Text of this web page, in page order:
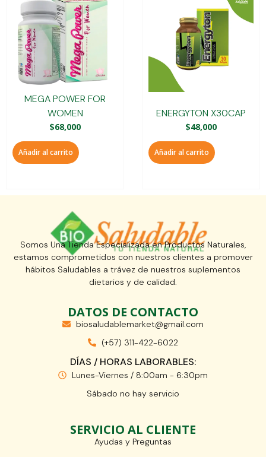
MEGA POWER FOR
WOMEN
$68,000
Añadir al carrito
ENERGYTON X30CAP
$48,000
Añadir al carrito
Somos Una Tienda Especializada en Productos Naturales,
estamos comprometidos con nuestros clientes a promover
hábitos Saludables a trávez de nuestros suplementos
dietarios y de calidad.
DATOS DE CONTACTO
biosaludablemarket@gmail.com
(+57) 311-422-6022
DÍAS / HORAS LABORABLES:
Lunes-Viernes / 8:00am - 6:30pm
Sábado no hay servicio
SERVICIO AL CLIENTE
Ayudas y Preguntas